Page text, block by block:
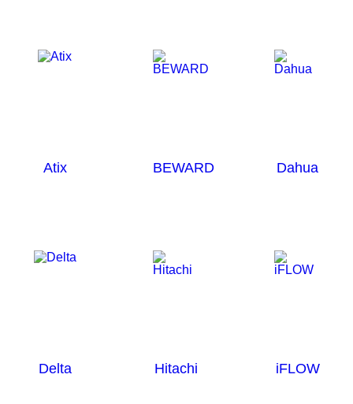
Atix BEWARD Dahua
Delta Hitachi iFLOW